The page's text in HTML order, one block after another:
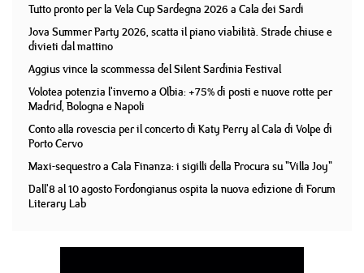
Tutto pronto per la Vela Cup Sardegna 2026 a Cala dei Sardi
Jova Summer Party 2026, scatta il piano viabilità. Strade chiuse e
divieti dal mattino
Aggius vince la scommessa del Silent Sardinia Festival
Volotea potenzia l'inverno a Olbia: +75% di posti e nuove rotte per
Madrid, Bologna e Napoli
Conto alla rovescia per il concerto di Katy Perry al Cala di Volpe di
Porto Cervo
Maxi-sequestro a Cala Finanza: i sigilli della Procura su "Villa Joy"
Dall'8 al 10 agosto Fordongianus ospita la nuova edizione di Forum
Literary Lab